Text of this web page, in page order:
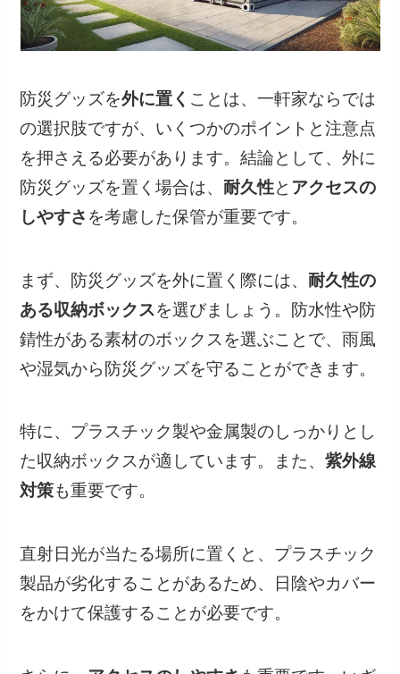
防災グッズを外に置く ことは、一軒家ならでは
の選択肢ですが、いくつかのポイントと注意点
を押さえる必要があります。結論として、外に
防災グッズを置く場合は、 耐久性と アクセスの
しやすさ を考慮した保管が重要です。
まず、防災グッズを外に置く際には、 耐久性の
ある収納ボックスを選びましょう。防水性や防
錆性がある素材のボックスを選ぶことで、雨風
や湿気から防災グッズを守ることができます。
特に、プラスチック製や金属製のしっかりとし
た収納ボックスが適しています。また、紫外線
対策も重要です。
直射日光が当たる場所に置くと、プラスチック
製品が劣化することがあるため、日陰やカバー
をかけて保護することが必要です。